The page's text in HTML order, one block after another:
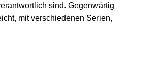
sind. Gegenwärtig
mit verschiedenen Serien,